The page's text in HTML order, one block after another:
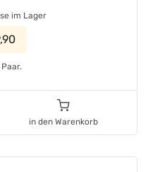
im Lager
in den Warenkorb